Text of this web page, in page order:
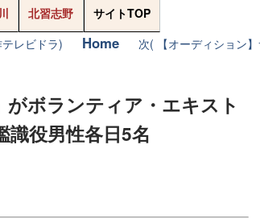
北習志野
サイトTOP
レビドラ)
Home 次( 【オーディション
がボランティア・エキスト
役男性各日5名